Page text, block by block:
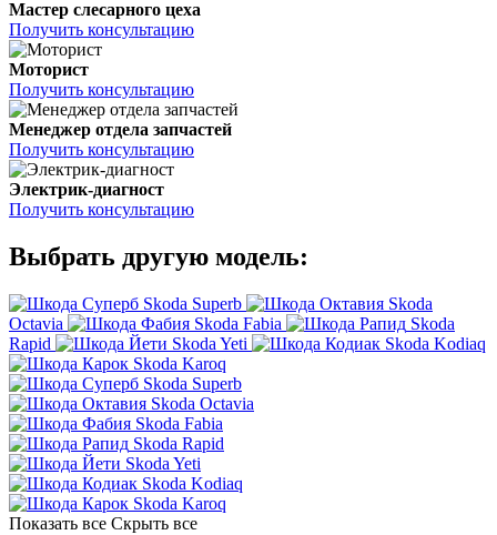
Мастер слесарного цеха
Получить консультацию
Моторист
Получить консультацию
Менеджер отдела запчастей
Получить консультацию
Электрик-диагност
Получить консультацию
Выбрать другую модель:
Skoda Superb
Skoda
Octavia
Skoda Fabia
Skoda
Rapid
Skoda Yeti
Skoda Kodiaq
Skoda Karoq
Skoda Superb
Skoda Octavia
Skoda Fabia
Skoda Rapid
Skoda Yeti
Skoda Kodiaq
Skoda Karoq
Показать все Скрыть все